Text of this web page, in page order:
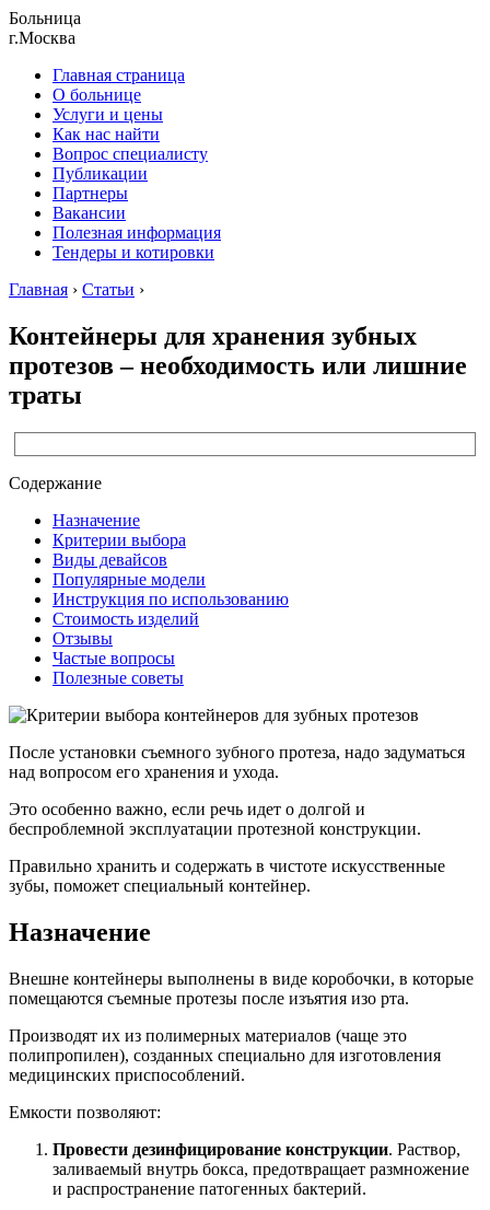
Больница
г.Москва
Главная страница
О больнице
Услуги и цены
Как нас найти
Вопрос специалисту
Публикации
Партнеры
Вакансии
Полезная информация
Тендеры и котировки
Главная › Статьи ›
Контейнеры для хранения зубных
протезов – необходимость или лишние
траты
Содержание
Назначение
Критерии выбора
Виды девайсов
Популярные модели
Инструкция по использованию
Стоимость изделий
Отзывы
Частые вопросы
Полезные советы
После установки съемного зубного протеза, надо задуматься
над вопросом его хранения и ухода.
Это особенно важно, если речь идет о долгой и
беспроблемной эксплуатации протезной конструкции.
Правильно хранить и содержать в чистоте искусственные
зубы, поможет специальный контейнер.
Назначение
Внешне контейнеры выполнены в виде коробочки, в которые
помещаются съемные протезы после изъятия изо рта.
Производят их из полимерных материалов (чаще это
полипропилен), созданных специально для изготовления
медицинских приспособлений.
Емкости позволяют:
Провести дезинфицирование конструкции. Раствор,
заливаемый внутрь бокса, предотвращает размножение
и распространение патогенных бактерий.